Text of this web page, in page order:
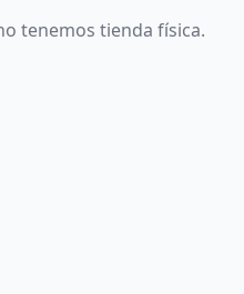
tenemos tienda física.